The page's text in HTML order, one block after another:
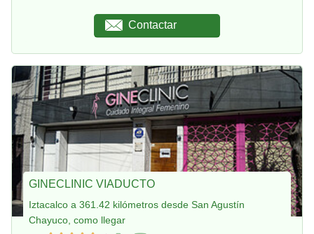
Contactar
GINECLINIC VIADUCTO
Iztacalco a 361.42 kilómetros desde San Agustín
Chayuco, como llegar